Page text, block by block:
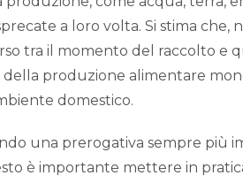
a loro volta. Si stima che,
tra il momento del raccolto e
della produzione alimentare
domestico.
una prerogativa sempre più
è importante mettere in